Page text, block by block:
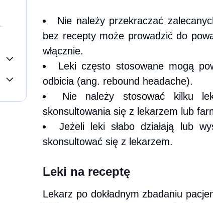
Nie należy przekraczać
bez recepty może prowadzić do
włącznie.
Leki często stosowane mogą
odbicia (ang. rebound headache).
Nie należy stosować kilku
skonsultowania się z lekarzem lub
Jeżeli leki słabo działają lub
skonsultować się z lekarzem.
Leki na receptę
Lekarz po dokładnym zbadaniu